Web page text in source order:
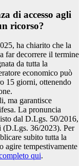
di accesso agli
ricorso?
ha chiarito che la
far decorrere il termine
da tutta la
economico può
15 giorni, ottenendo
ma garantisce
La pronuncia
dal D.Lgs. 50/2016,
(D.Lgs. 36/2023). Per
subito tutta la
agire tempestivamente
qui.